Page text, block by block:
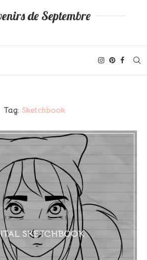
de Septembre
Tag: Sketchbook
SKETCHBOOK